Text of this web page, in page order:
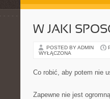
W JAKI
POSTED BY ADMIN
WYŁĄCZONA
Co robić, aby potem nie
Zapewne nie jest